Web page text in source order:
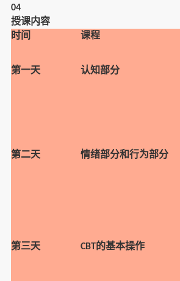
04
授课内容
时间
课程
第一天 认知部分
第二天 情绪部分和行为部分
第三天 CBT的基本操作